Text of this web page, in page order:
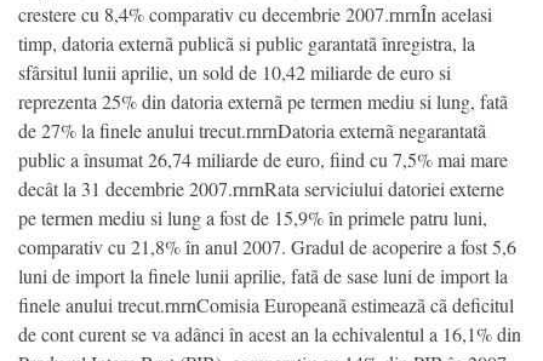
crestere cu 8,4% comparativ cu decembrie 2007.rnrnÎn acelasi
timp, datoria externã publicã si public garantatã înregistra, la
sfârsitul lunii aprilie, un sold de 10,42 miliarde de euro si
reprezenta 25% din datoria externã pe termen mediu si lung, fatã
de 27% la finele anului trecut.rnrnDatoria externã negarantatã
public a însumat 26,74 miliarde de euro, fiind cu 7,5% mai mare
decât la 31 decembrie 2007.rnrnRata serviciului datoriei externe
pe termen mediu si lung a fost de 15,9% în primele patru luni,
comparativ cu 21,8% în anul 2007. Gradul de acoperire a fost 5,6
luni de import la finele lunii aprilie, fatã de sase luni de import la
finele anului trecut.rnrnComisia Europeanã estimeazã cã deficitul
de cont curent se va adânci în acest an la echivalentul a 16,1% din